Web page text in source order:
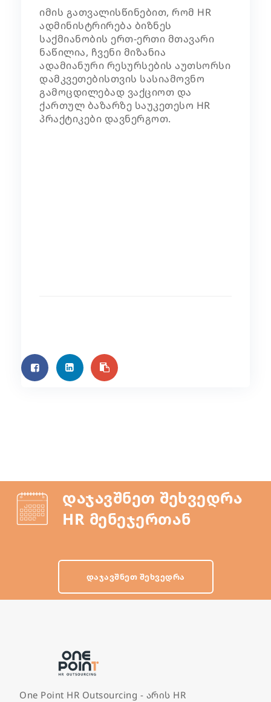
იმის გათვალისწინებით, რომ HR
ადმინისტრირება ბიზნეს
საქმიანობის ერთ-ერთი მთავარი
ნაწილია, ჩვენი მიზანია
ადამიანური რესურსების აუთსორსი
დამკვეთებისთვის სასიამოვნო
გამოცდილებად ვაქციოთ და
ქართულ ბაზარზე საუკეთესო HR
პრაქტიკები დავნერგოთ.
დაჯავშნეთ შეხვედრა
HR მენეჯერთან
ᲓᲐᲯᲐᲕᲨᲜᲔᲗ ᲨᲔᲮᲕᲔᲓᲠᲐ
One Point HR Outsourcing - არის HR